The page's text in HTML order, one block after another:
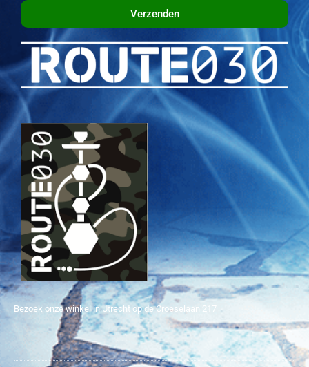
Verzenden
Bezoek onze winkel in Utrecht op de Croeselaan 217